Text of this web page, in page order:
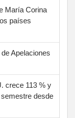
María Corina
países
Apelaciones
crece 113 % y
desde